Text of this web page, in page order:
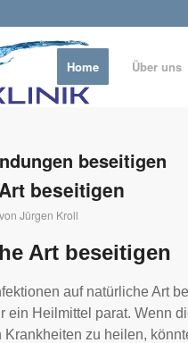
Home Über uns
beseitigen
beseitigen
von Jürgen Kroll
Art beseitigen
auf natürliche Art
ein Heilmittel parat. Wenn
zu heilen,